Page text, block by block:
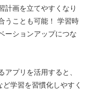
計画を立てやすくなり
うことも可能！ 学習時
ーションアップにつな
プリを活用すると、
学習を習慣化しやすく